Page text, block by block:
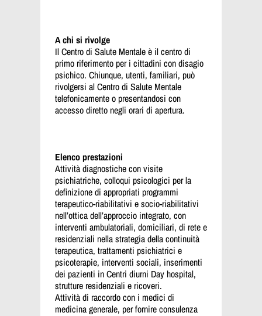
A chi si rivolge
Il Centro di Salute Mentale è il centro di
primo riferimento per i cittadini con disagio
psichico. Chiunque, utenti, familiari, può
rivolgersi al Centro di Salute Mentale
telefonicamente o presentandosi con
accesso diretto negli orari di apertura.
Elenco prestazioni
Attività diagnostiche con visite
psichiatriche, colloqui psicologici per la
definizione di appropriati programmi
terapeutico-riabilitativi e socio-riabilitativi
nell’ottica dell’approccio integrato, con
interventi ambulatoriali, domiciliari, di rete e
residenziali nella strategia della continuità
terapeutica, trattamenti psichiatrici e
psicoterapie, interventi sociali, inserimenti
dei pazienti in Centri diurni Day hospital,
strutture residenziali e ricoveri.
Attività di raccordo con i medici di
medicina generale, per fornire consulenza